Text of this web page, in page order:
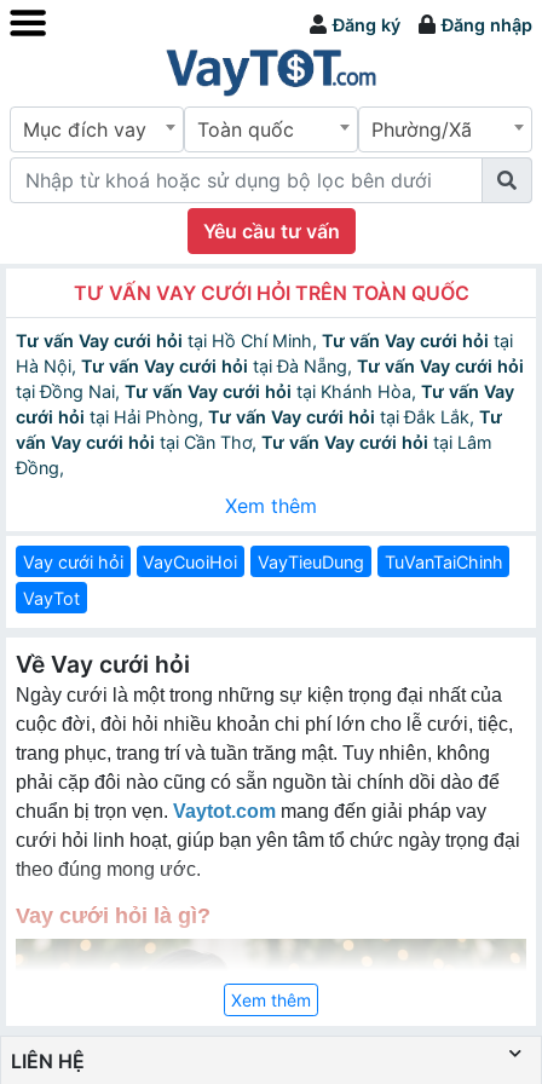
Đăng ký Đăng nhập
Mục đích vay Toàn quốc Phường/Xã
Yêu cầu tư vấn
TƯ VẤN VAY CƯỚI HỎI TRÊN TOÀN QUỐC
Tư vấn Vay cưới hỏi tại Hồ Chí Minh, Tư vấn Vay cưới hỏi tại
Hà Nội, Tư vấn Vay cưới hỏi tại Đà Nẵng, Tư vấn Vay cưới hỏi
tại Đồng Nai, Tư vấn Vay cưới hỏi tại Khánh Hòa, Tư vấn Vay
cưới hỏi tại Hải Phòng, Tư vấn Vay cưới hỏi tại Đắk Lắk, Tư
vấn Vay cưới hỏi tại Cần Thơ, Tư vấn Vay cưới hỏi tại Lâm
Đồng,
Xem thêm
Vay cưới hỏi VayCuoiHoi VayTieuDung
TuVanTaiChinh
VayTot
Về Vay cưới hỏi
Ngày cưới là một trong những sự kiện trọng đại nhất của
cuộc đời, đòi hỏi nhiều khoản chi phí lớn cho lễ cưới, tiệc,
trang phục, trang trí và tuần trăng mật. Tuy nhiên, không
phải cặp đôi nào cũng có sẵn nguồn tài chính dồi dào để
chuẩn bị trọn vẹn. Vaytot.com mang đến giải pháp vay
cưới hỏi linh hoạt, giúp bạn yên tâm tổ chức ngày trọng đại
theo đúng mong ước.
Vay cưới hỏi là gì?
Xem thêm
LIÊN HỆ